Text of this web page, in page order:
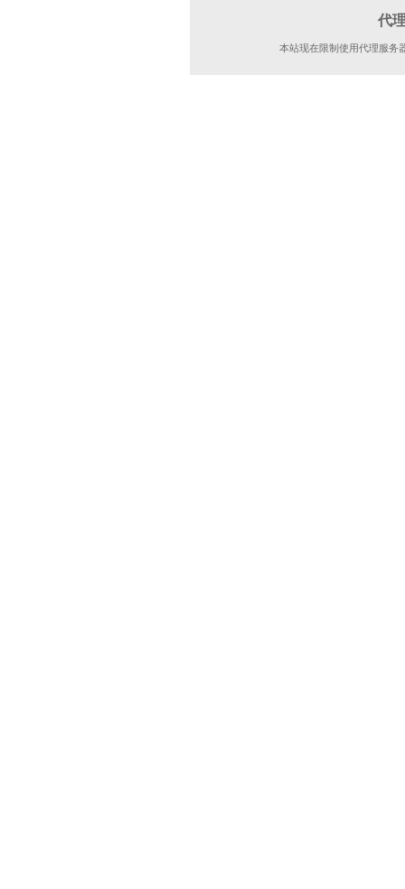
代
本站现在限制使用代理服务